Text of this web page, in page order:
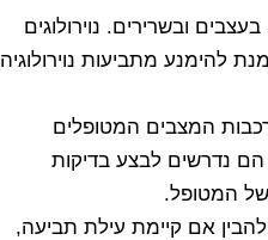
ובשרירים. נוירולוגים
להימנע מתביעות נוירולוגיה
המצבים המטופלים
הם נדרשים לבצע בדיקות
של המטופל.
אם קיימת עילת תביעה,